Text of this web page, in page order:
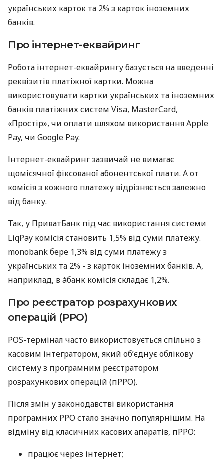
українських карток та 2% з карток іноземних
банків.
Про інтернет-еквайринг
Робота інтернет-еквайрингу базується на введенні
реквізитів платіжної картки. Можна
використовувати картки українських та іноземних
банків платіжних систем Visa, MasterCard,
«Простір», чи оплати шляхом використання Apple
Pay, чи Google Pay.
Інтернет-еквайринг зазвичай не вимагає
щомісячної фіксованої абонентської плати. А от
комісія з кожного платежу відрізняється залежно
від банку.
Так, у ПриватБанк під час використання системи
LiqPay комісія становить 1,5% від суми платежу.
monobank бере 1,3% від суми платежу з
українських та 2% - з карток іноземних банків. А,
наприклад, в àбанк комісія складає 1,2%.
Про реєстратор розрахункових
операцій (РРО)
POS-термінал часто використовується спільно з
касовим інтегратором, який об’єднує облікову
систему з програмним реєстратором
розрахункових операцій (пРРО).
Після змін у законодавстві використання
програмних РРО стало значно популярнішим. На
відміну від класичних касових апаратів, пРРО:
працює через інтернет;